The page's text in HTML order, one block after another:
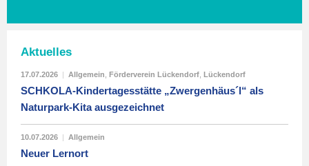
Aktuelles
17.07.2026 | Allgemein Förderverein Lückendorf Lückendorf
SCHKOLA-Kindertagesstätte „Zwergenhäus´l“ als
Naturpark-Kita ausgezeichnet
10.07.2026 | Allgemein
Neuer Lernort